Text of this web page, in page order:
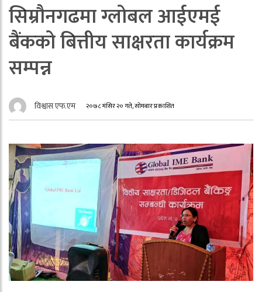
सिम्रौनगढमा ग्लोबल आईएमई
बैंकको बित्तीय साक्षरता कार्यक्रम
सम्पन्न
विश्वास एफ.एम २०७८ मंसिर २० गते, सोमबार प्रकाशित